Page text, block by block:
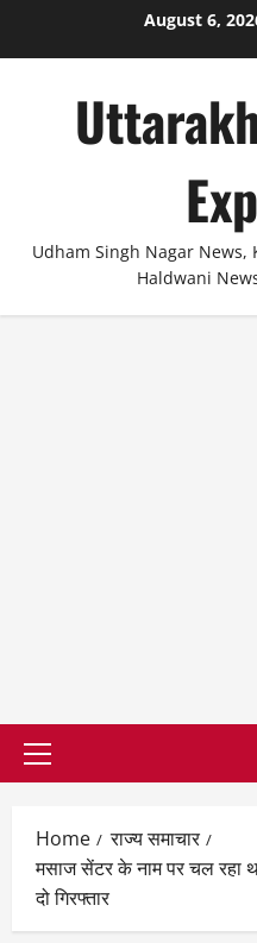
August 6,
Udham Singh Nagar News,
Haldwani
Primary
Home
राज्य समाचार
मसाज सेंटर के नाम पर चल रहा
दो गिरफ्तार